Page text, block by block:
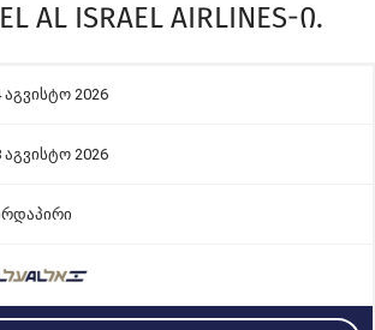
AL ISRAEL AIRLINES-Ი.
აგვისტო 2026
აგვისტო 2026